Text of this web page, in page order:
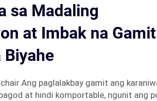
sa Madaling
at Imbak na Gamit
Biyahe
Ang paglalakbay gamit ang
at hindi komportable, ngunit ang